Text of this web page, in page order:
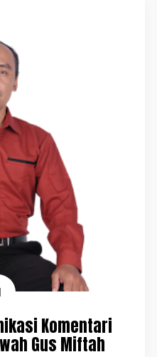
Komentari
Gus Miftah